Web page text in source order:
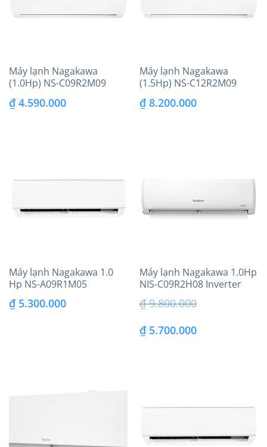
Máy lạnh Nagakawa
(1.0Hp) NS-C09R2M09
₫4.590.000
Máy lạnh Nagakawa
(1.5Hp) NS-C12R2M09
₫8.200.000
Máy lạnh Nagakawa 1.0
Hp NS-A09R1M05
₫5.300.000
Máy lạnh Nagakawa 1.0Hp
NIS-C09R2H08 Inverter
₫9.800.000
Giá
₫5.700.000Giá
₫ 5.700.000.